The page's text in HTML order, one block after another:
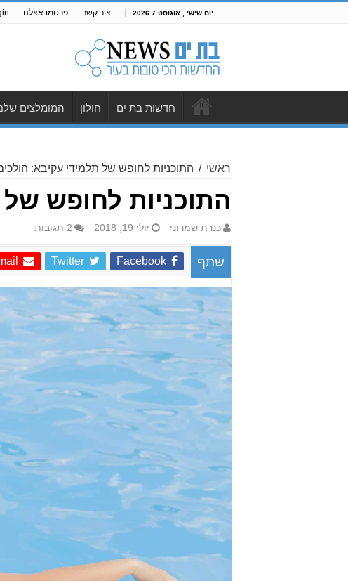
יום שישי , אוגוסט 7 2026 צור קשר פרסמו אצלנו
חדשות בת ים חולון המומלצים
ראשי / התוכניות לחופש של תלמידי עקיבא:
התוכניות לחופש
כנרת שמרוני יולי 19, 2018 2 תגובות
שתף Facebook
Twitter